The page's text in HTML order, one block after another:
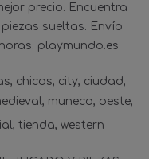
precio. Encuentra
sueltas. Envío
playmundo.es
chicos city ciudad
muneco oeste
tienda western